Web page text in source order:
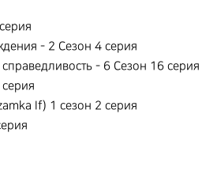
- 2 Сезон 4 серия
- 6 Сезон 16 серия
If) 1 сезон 2 серия